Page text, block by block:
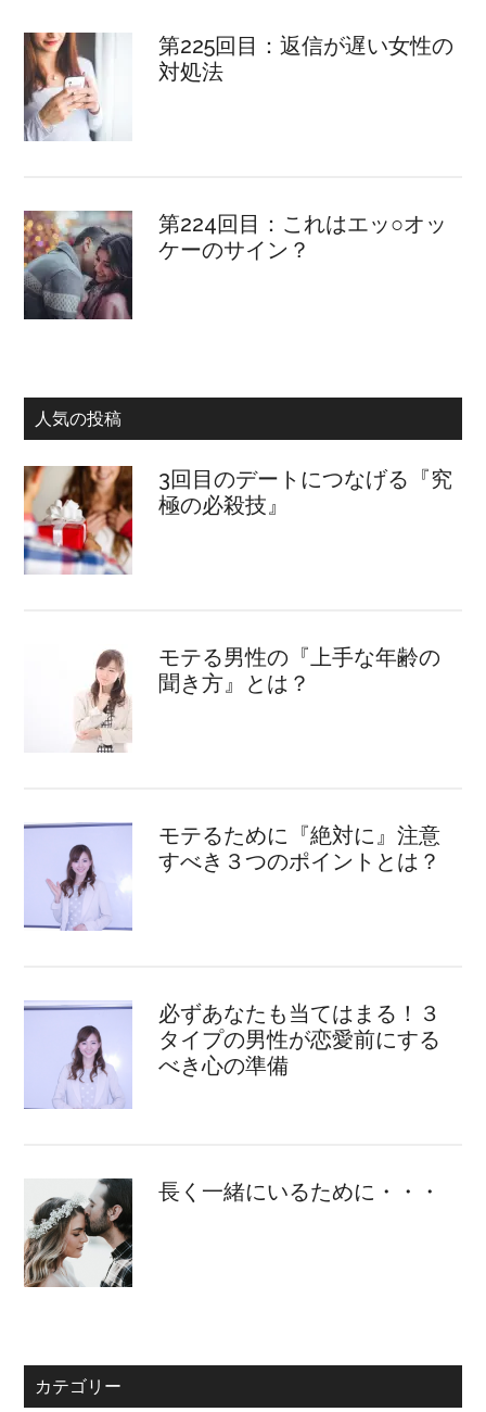
第225回目：返信が遅い女性の
対処法
第224回目：これはエッ○オッ
ケーのサイン？
人気の投稿
3回目のデートにつなげる『究
極の必殺技』
モテる男性の『上手な年齢の
聞き方』とは？
モテるために『絶対に』注意
すべき３つのポイントとは？
必ずあなたも当てはまる！３
タイプの男性が恋愛前にする
べき心の準備
長く一緒にいるために・・・
カテゴリー